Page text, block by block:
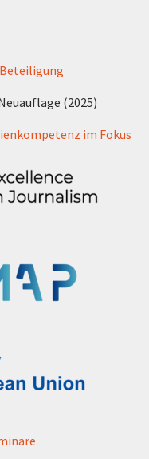
(2025)
im Fokus